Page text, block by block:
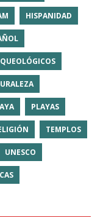
HISPANIDAD
PLAYAS
TEMPLOS
UNESCO